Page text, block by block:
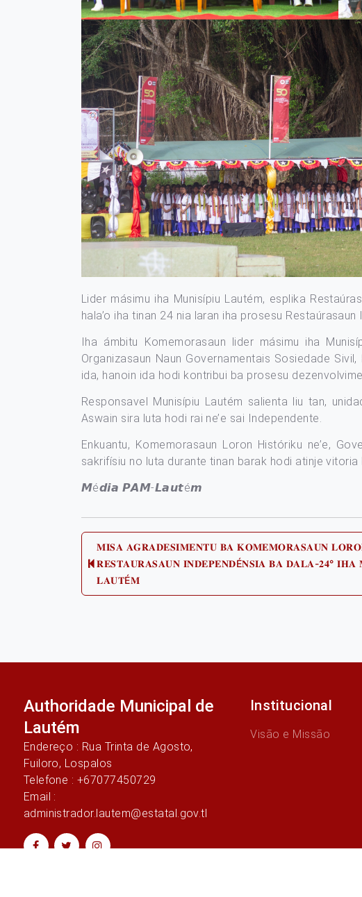
Lider másimu iha Munisípiu Lautém, esplika
hala’o iha tinan 24 nia laran iha prosesu Restaúrasaun
Iha ámbitu Komemorasaun lider másimu iha
Organizasaun Naun Governamentais Sosiedade
ida, hanoin ida hodi kontribui ba prosesu
Responsavel Munisípiu Lautém salienta liu tan,
Aswain sira luta hodi rai ne’e sai Independente.
Enkuantu, Komemorasaun Loron Históriku ne’e,
sakrifísiu no luta durante tinan barak hodi atinje vitoria
𝙈é𝙙𝙞𝙖 𝙋𝘼𝙈-𝙇𝙖𝙪𝙩é𝙢
Post
navigation
Previous
𝐌𝐈𝐒𝐀 𝐀𝐆𝐑𝐀𝐃𝐄𝐒𝐈𝐌𝐄𝐍𝐓𝐔 𝐁𝐀 𝐊𝐎𝐌𝐄𝐌𝐎𝐑𝐀𝐒𝐀𝐔𝐍
𝐑𝐄𝐒𝐓𝐀𝐔𝐑𝐀𝐒𝐀𝐔𝐍 𝐈𝐍𝐃𝐄𝐏𝐄𝐍𝐃É𝐍𝐒𝐈𝐀 𝐁𝐀 𝐃𝐀𝐋𝐀-𝟐𝟒° 𝐈𝐇𝐀
𝐋𝐀𝐔𝐓É𝐌
Authoridade Municipal de
Lautém
Endereço : Rua Trinta de Agosto,
Fuiloro, Lospalos
Telefone : +67077450729
Email :
administrador.lautem@estatal.gov.tl
Institucional
Visão e Missão